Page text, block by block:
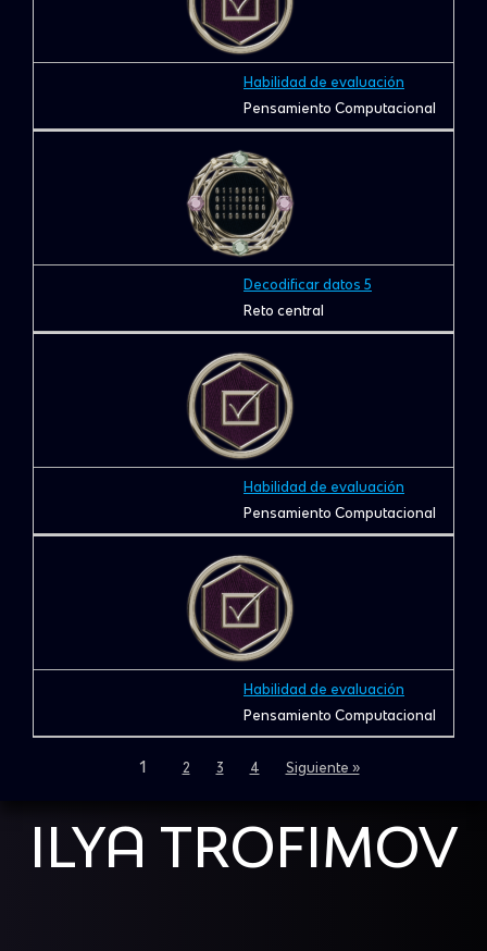
Habilidad de evaluación
Pensamiento Computacional
Decodificar datos 5
Reto central
Habilidad de evaluación
Pensamiento Computacional
Habilidad de evaluación
Pensamiento Computacional
1 2 3 4 Siguiente »
ILYA TROFIMOV